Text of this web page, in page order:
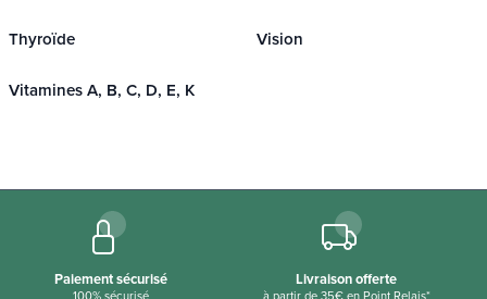
Thyroïde Vision
Vitamines A, B, C, D, E, K
Paiement sécurisé Livraison offerte